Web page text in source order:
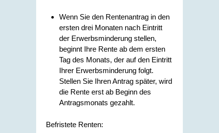
Wenn Sie den Rentenantrag in den
ersten drei Monaten nach Eintritt
der Erwerbsminderung stellen,
beginnt Ihre Rente ab dem ersten
Tag des Monats, der auf den Eintritt
Ihrer Erwerbsminderung folgt.
Stellen Sie Ihren Antrag später, wird
die Rente erst ab Beginn des
Antragsmonats gezahlt.
Befristete Renten: